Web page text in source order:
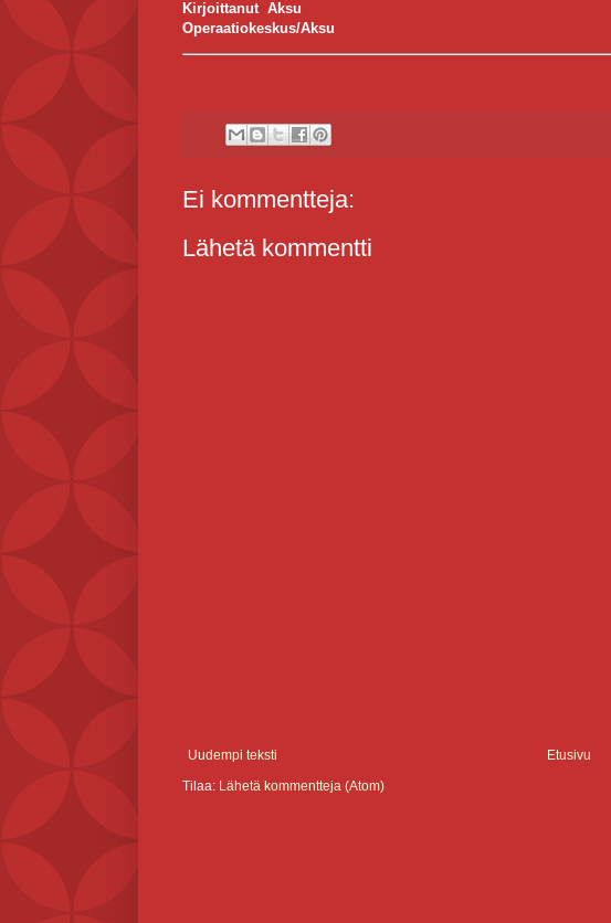
Kirjoittanut Aksu
Operaatiokeskus/Aksu
Ei kommentteja:
Lähetä kommentti
Uudempi teksti
Etusivu
Tilaa: Lähetä kommentteja (Atom)